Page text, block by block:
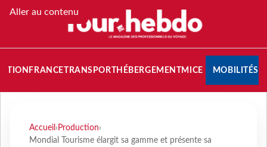
Aller au contenu
FRANCETRANSPORT HÉBERGEMENTMICE MOBILITÉS
Accueil › Production›
Mondial Tourisme élargit sa gamme et présente sa